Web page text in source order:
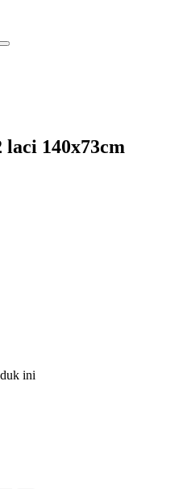
140x73cm
ini